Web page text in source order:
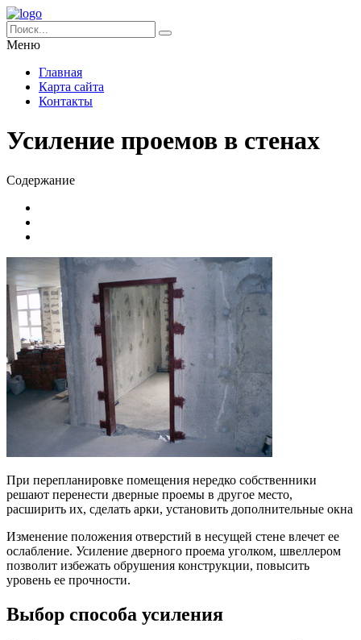
Меню
Главная
Карта сайта
Контакты
Усиление проемов в стенах
Содержание
При перепланировке помещения нередко собственники
решают перенести дверные проемы в другое место,
расширить их, сделать арки, установить дополнительные окна
Изменение положения отверстий в несущей стене влечет ее
ослабление. Усиление дверного проема уголком, швеллером
позволит избежать обрушения конструкции, повысить
уровень ее прочности.
Выбор способа усиления